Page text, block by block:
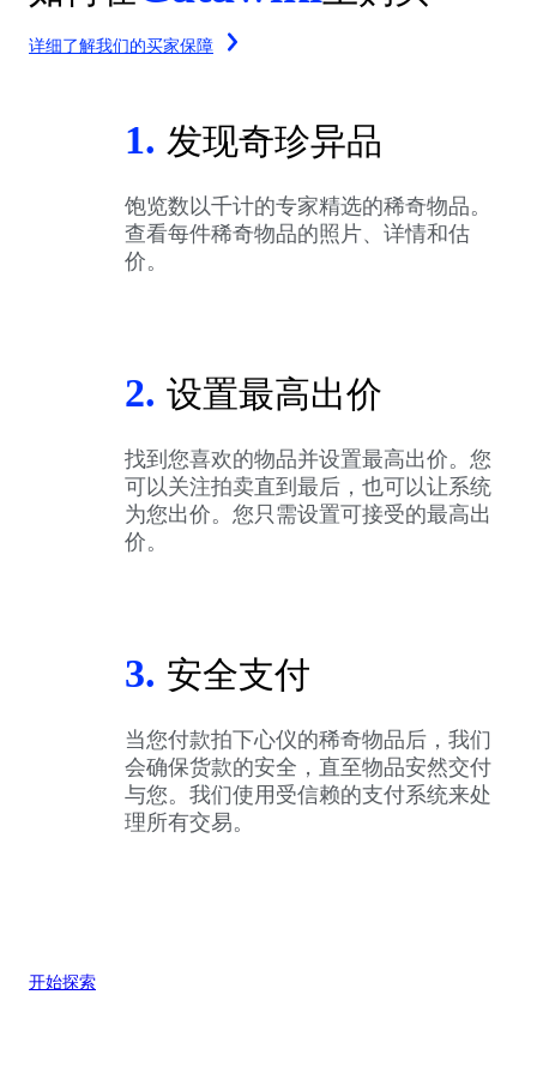
详细了解我们的买家保障
1. 发现奇珍异品
饱览数以千计的专家精选的稀奇物品。
查看每件稀奇物品的照片、详情和估
价。
2. 设置最高出价
找到您喜欢的物品并设置最高出价。您
可以关注拍卖直到最后，也可以让系统
为您出价。您只需设置可接受的最高出
价。
3. 安全支付
当您付款拍下心仪的稀奇物品后，我们
会确保货款的安全，直至物品安然交付
与您。我们使用受信赖的支付系统来处
理所有交易。
开始探索